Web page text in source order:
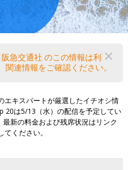
急交通社 のこの情報は利
連情報をご確認ください。
エキスパートが厳選したイチオシ情
20は5/13（水）の配信を予定してい
新の料金および残席状況はリンク
ください。